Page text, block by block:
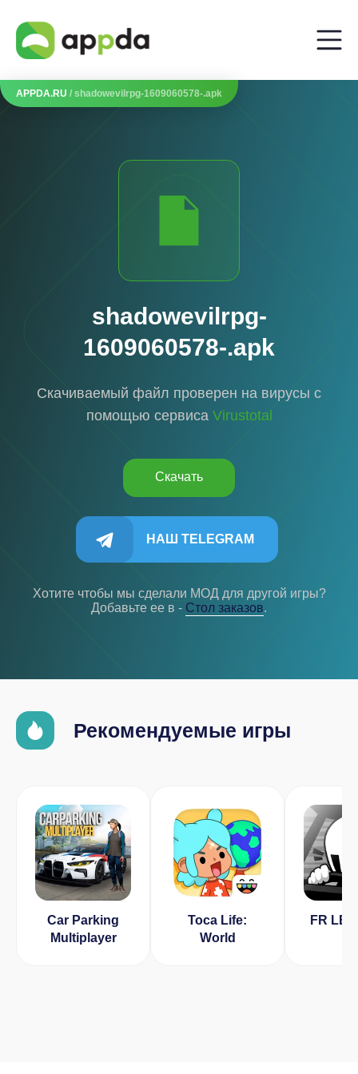
APPDA.RU / shadowevilrpg-1609060578-.apk
shadowevilrpg-
1609060578-.apk
Скачиваемый файл проверен на вирусы с
помощью сервиса Virustotal
Скачать
НАШ TELEGRAM
Хотите чтобы мы сделали МОД для другой игры?
Добавьте ее в - Cтол заказов.
Рекомендуемые игры
Car Parking
Multiplayer
Toca Life:
World
FR